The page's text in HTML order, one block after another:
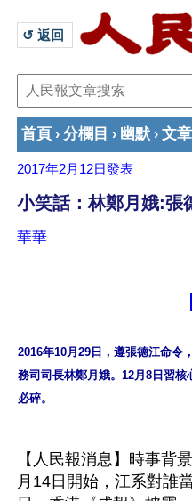
↺ 返回
首頁 › 分欄目 › 幽默 › 文章
2017年2月12日發表
小笑話：林鄭月娥:張
華華
2016年10月29日，遵張德江命令
務司司長林鄭月娥。12月8日習
必碎。
【人民報消息】時事背
月14日開始，江系對誰